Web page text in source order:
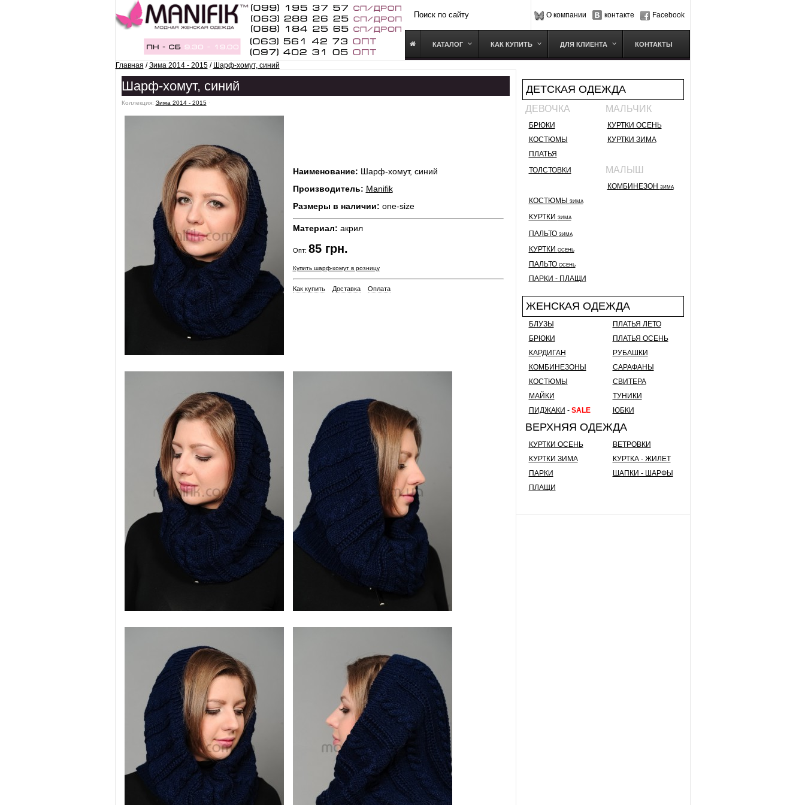
О компании контакте Facebook
КАТАЛОГ КАК КУПИТЬ ДЛЯ КЛИЕНТА КОНТАКТЫ
Главная /Зима 2014 - 2015/ Шарф-хомут, синий
ДЕТСКАЯ ОДЕЖДА
ДЕВОЧКА МАЛЬЧИК
БРЮКИ
КУРТКИ ОСЕНЬ
КОСТЮМЫ
КУРТКИ ЗИМА
ПЛАТЬЯ
ТОЛСТОВКИ
МАЛЫШ
КОМБИНЕЗОН ЗИМА
КОСТЮМЫ ЗИМА
КУРТКИ ЗИМА
ПАЛЬТО ЗИМА
КУРТКИ ОСЕНЬ
ПАЛЬТО ОСЕНЬ
ПАРКИ - ПЛАЩИ
ЖЕНСКАЯ ОДЕЖДА
БЛУЗЫ
ПЛАТЬЯ ЛЕТО
БРЮКИ
ПЛАТЬЯ ОСЕНЬ
КАРДИГАН
РУБАШКИ
КОМБИНЕЗОНЫ
САРАФАНЫ
КОСТЮМЫ
СВИТЕРА
МАЙКИ
ТУНИКИ
ПИДЖАКИ - SALE ЮБКИ
ВЕРХНЯЯ ОДЕЖДА
КУРТКИ ОСЕНЬ
ВЕТРОВКИ
КУРТКИ ЗИМА
КУРТКА - ЖИЛЕТ
ПАРКИ
ШАПКИ - ШАРФЫ
ПЛАЩИ
Шарф-хомут, синий
Коллекция: Зима 2014 - 2015ˑ
Наименование: Шарф-хомут, синий
Производитель: Manifik
Размеры в наличии: one-size
Материал: акрил
Опт: 85грн.
Купить шарф-хомут в розницу
Как купить Доставка Оплата